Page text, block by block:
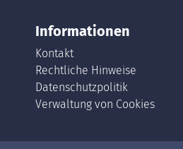
Informationen
Kontakt
Rechtliche Hinweise
Datenschutzpolitik
Verwaltung von Cookies